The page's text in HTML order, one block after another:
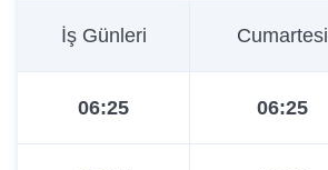
15:40
16:25
İş Günleri Cumartesi
06:25 06:25